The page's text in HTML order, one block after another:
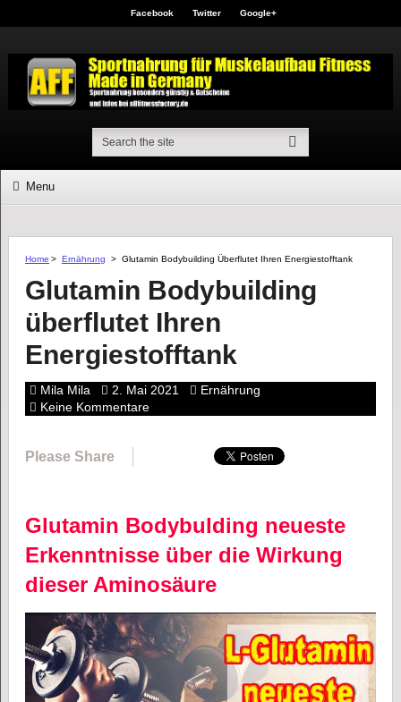
Facebook Twitter Google+
Menu
Home > Ernährung > Glutamin Bodybuilding Überflutet Ihren Energiestofftank
Glutamin Bodybuilding
überflutet Ihren
Energiestofftank
Mila Mila 2. Mai 2021
Ernährung
Keine Kommentare
Please Share
Glutamin Bodybulding neueste
Erkenntnisse über die Wirkung
dieser Aminosäure